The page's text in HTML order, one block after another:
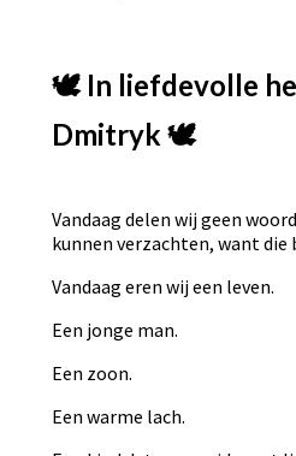
🕊️ In liefdevolle
Dmitryk 🕊️
Vandaag delen wij geen
kunnen verzachten, want die
Vandaag eren wij een leven.
Een jonge man.
Een zoon.
Een warme lach.